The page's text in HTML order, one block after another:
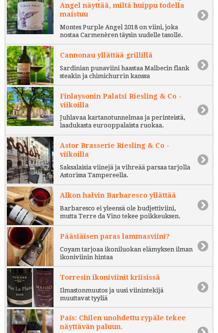
Angel näyttää, miltä huippu todella
maistuu
Montes Purple Angel 2018 on viini, joka
nostaa Carmenèren täysin uudelle tasolle.
Cannonau yllättää grillillä
Sardinian punaviini haastaa Malbecin flank
steakin ja chimichurrin kanssa
Finlaysonin Palatsi Riesling & Co -
viikoilla
Juhlavaa kartanotunnelmaa ja perinteistä,
laadukasta eurooppalaista ruokaa.
Astor Brasserie Riesling & Co -
viikoilla
Saksalaisia viinejä ja vihreää parsaa tarjolla
Astorissa Tampereella.
Alkon halvin Barbaresco yllättää
Barbaresco ei yleensä ole budjettiviini,
mutta Terre da Vino tekee poikkeuksen.
Pääsiäisen paras lammasviini?
Coyam tarjoaa ikoniluokan elämyksen ilman
ikoniviinin hintaa
Torresin ikoniviinit kriisissä
Ilmastonmuutos ja uusi viinintekijä
muuttavat tyyliä
País: Chilen unohdettu rypäle tekee
näyttävän paluun.